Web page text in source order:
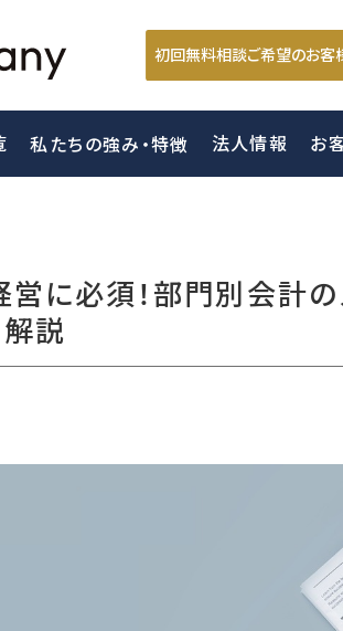
初回無料相談ご希望のお客
私たちの強み・特徴 法人情報 お
に必須！部門別会計の
説